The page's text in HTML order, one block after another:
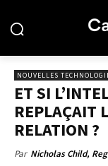
NOUVELLES
ET SI
REPLAÇAIT
RELATION ?
Par Nicholas Child,